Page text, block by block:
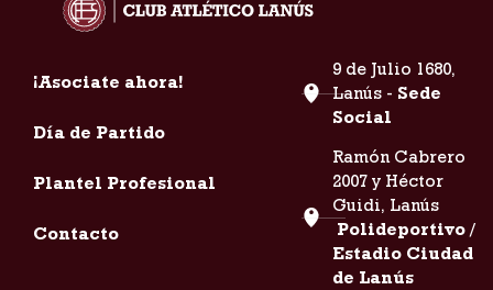
¡Asociate ahora!
Día de Partido
Plantel Profesional
Contacto
9 de Julio 1680,
Lanús - Sede
Social
Ramón Cabrero
2007 y Héctor
Guidi, Lanús
Polideportivo /
Estadio Ciudad
de Lanús